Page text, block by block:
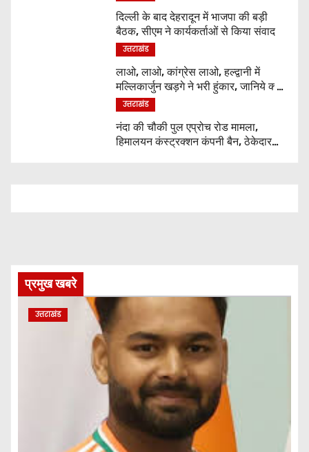
दिल्ली के बाद देहरादून में भाजपा की बड़ी
बैठक, सीएम ने कार्यकर्ताओं से किया संवाद
उत्तराखंड
लाओ, लाओ, कांग्रेस लाओ, हल्द्वानी में
मल्लिकार्जुन खड़गे ने भरी हुंकार, जानिये क्या
कुछ कहा
उत्तराखंड
नंदा की चौकी पुल एप्रोच रोड मामला,
हिमालयन कंस्ट्रक्शन कंपनी बैन, ठेकेदार
प्रमुख खबरे
उत्तराखंड